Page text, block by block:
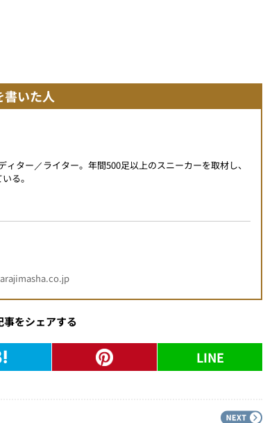
書いた人
ター／ライター。年間500足以上のスニーカーを取材し、
る。
事をシェアする
LINE